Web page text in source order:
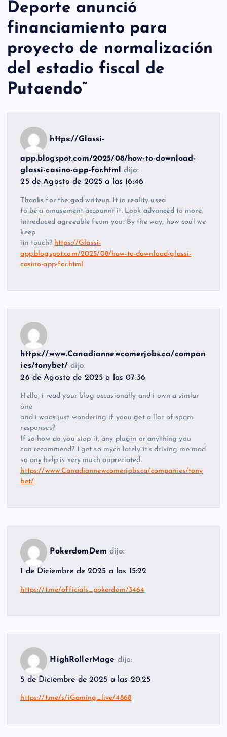
Deporte anunció
financiamiento para
proyecto de normalización
del estadio fiscal de
Putaendo”
https://Glassi-
app.blogspot.com/2025/08/how-to-download-
glassi-casino-app-for.html dijo:
25 de Agosto de 2025 a las 16:46
Thanks for the god writeup. It in reality used
to be a amusement accounnt it. Look advanced to more
introduced agreeable feom you! By the way, how coul we
keep
iin touch? https://Glassi-
app.blogspot.com/2025/08/how-to-download-glassi-
casino-app-for.html
https://www.Canadiannewcomerjobs.ca/compan
ies/tonybet/ dijo:
26 de Agosto de 2025 a las 07:36
Hello, i read your blog occasionally and i own a simlar
one
and i waas just wondering if yoou get a llot of spqm
responses?
If so how do you stop it, any plugin or anything you
can recommend? I get so mych lately it’s driving me mad
so any help is very much appreciated.
https://www.Canadiannewcomerjobs.ca/companies/tony
bet/
PokerdomDem dijo:
1 de Diciembre de 2025 a las 15:22
https://t.me/officials_pokerdom/3464
HighRollerMage dijo:
5 de Diciembre de 2025 a las 20:25
https://t.me/s/iGaming_live/4868